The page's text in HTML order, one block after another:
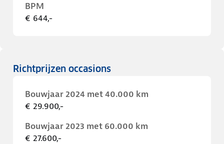
BPM
€ 644,-
Richtprijzen occasions
Bouwjaar 2024 met 40.000 km
€ 29.900,-
Bouwjaar 2023 met 60.000 km
€ 27.600,-